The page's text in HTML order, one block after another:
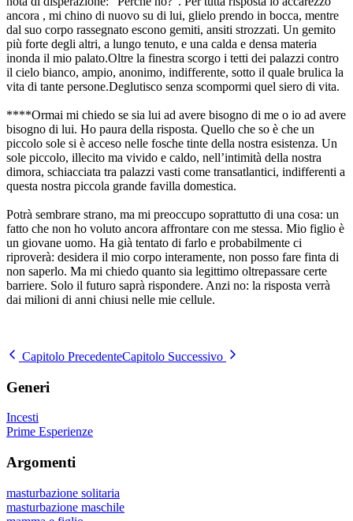
ancora , mi chino di nuovo su di lui, glielo prendo in bocca, mentre
dal suo corpo rassegnato escono gemiti, ansiti strozzati. Un gemito
più forte degli altri, a lungo tenuto, e una calda e densa materia
inonda il mio palato.Oltre la finestra scorgo i tetti dei palazzi contro
il cielo bianco, ampio, anonimo, indifferente, sotto il quale brulica la
vita di tante persone.Deglutisco senza scompormi quel siero di vita.
****Ormai mi chiedo se sia lui ad avere bisogno di me o io ad avere
bisogno di lui. Ho paura della risposta. Quello che so è che un
piccolo sole si è acceso nelle fosche tinte della nostra esistenza. Un
sole piccolo, illecito ma vivido e caldo, nell’intimità della nostra
dimora, schiacciata tra palazzi vasti come transatlantici, indifferenti a
questa nostra piccola grande favilla domestica.
Potrà sembrare strano, ma mi preoccupo soprattutto di una cosa: un
fatto che non ho voluto ancora affrontare con me stessa. Mio figlio è
un giovane uomo. Ha già tentato di farlo e probabilmente ci
riproverà: desidera il mio corpo interamente, non posso fare finta di
non saperlo. Ma mi chiedo quanto sia legittimo oltrepassare certe
barriere. Solo il futuro saprà rispondere. Anzi no: la risposta verrà
dai milioni di anni chiusi nelle mie cellule.
Capitolo PrecedenteCapitolo Successivo
Generi
Incesti
Prime Esperienze
Argomenti
masturbazione solitaria
masturbazione maschile